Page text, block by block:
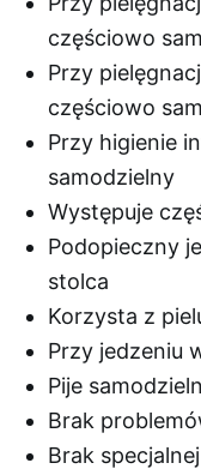
częściowo
Przy
częściowo
Przy higienie
samodzielny
Występuje
Podopieczny
stolca
Korzysta z
Przy jedzeniu
Pije
Brak
Brak